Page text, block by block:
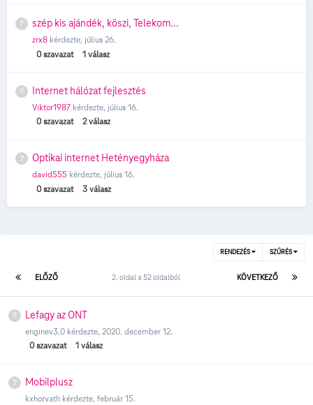
szép kis ajándék, köszi, Telekom...
zrx8 kérdezte, július 26.
0 szavazat 1 válasz
Internet hálózat fejlesztés
Viktor1987 kérdezte, július 16.
0 szavazat 2 válasz
Optikai internet Hetényegyháza
david555 kérdezte, július 16.
0 szavazat 3 válasz
RENDEZÉS SZŰRÉS
ELŐZŐ KÖVETKEZŐ
2. oldal a 52 oldalból
Lefagy az ONT
enginev3.0 kérdezte, 2020. december 12.
0 szavazat 1 válasz
Mobilplusz
kxhorvath kérdezte, február 15.